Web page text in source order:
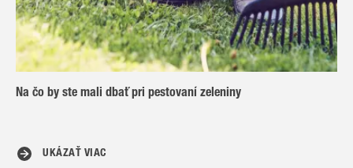
Na čo by ste mali dbať pri pestovaní zeleniny
UKÁZAŤ VIAC